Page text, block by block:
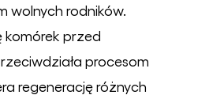
wolnych rodników.
przed
procesom
regenerację różnych